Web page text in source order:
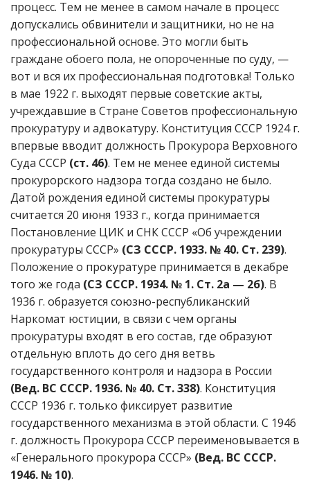
процесс. Тем не менее в самом начале в процесс
допускались обвинители и защитники, но не на
профессиональной основе. Это могли быть
граждане обоего пола, не опороченные по суду, —
вот и вся их профессиональная подготовка! Только
в мае 1922 г. выходят первые советские акты,
учреждавшие в Стране Советов профессиональную
прокуратуру и адвокатуру. Конституция СССР 1924 г.
впервые вводит должность Прокурора Верховного
Суда СССР (ст. 46). Тем не менее единой системы
прокурорского надзора тогда создано не было.
Датой рождения единой системы прокуратуры
считается 20 июня 1933 г., когда принимается
Постановление ЦИК и СНК СССР «Об учреждении
прокуратуры СССР» (СЗ СССР. 1933. № 40. Ст. 239).
Положение о прокуратуре принимается в декабре
того же года (СЗ СССР. 1934. № 1. Ст. 2а — 2б). В
1936 г. образуется союзно-республиканский
Наркомат юстиции, в связи с чем органы
прокуратуры входят в его состав, где образуют
отдельную вплоть до сего дня ветвь
государственного контроля и надзора в России
(Вед. ВС СССР. 1936. № 40. Ст. 338). Конституция
СССР 1936 г. только фиксирует развитие
государственного механизма в этой области. С 1946
г. должность Прокурора СССР переименовывается в
«Генерального прокурора СССР» (Вед. ВС СССР.
1946. № 10).